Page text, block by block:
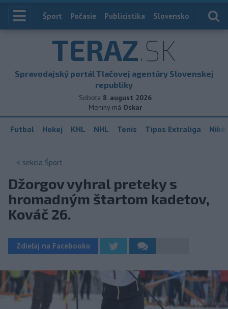
Index
Šport Počasie Publicistika Slovensko
TERAZ.SK
Spravodajský portál Tlačovej agentúry Slovenskej
republiky
Sobota 8. august 2026
Meniny má Oskar
Futbal Hokej KHL NHL Tenis Tipos Extraliga
< sekcia Šport
Džorgov vyhral preteky s
hromadným štartom kadetov,
Kováč 26.
Zdieľaj na Facebooku